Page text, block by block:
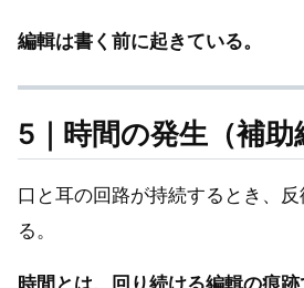
編輯は書く前に起きている。
5｜時間の発生（補助
口と耳の回路が持続するとき、
る。